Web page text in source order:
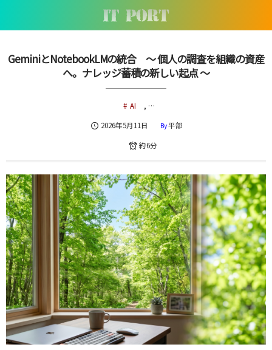
GeminiとNotebookLMの統合 〜 個人の調査を組織の資産
へ。ナレッジ蓄積の新しい起点 〜
AI
, …
2026年5月11日
By平部
約6分